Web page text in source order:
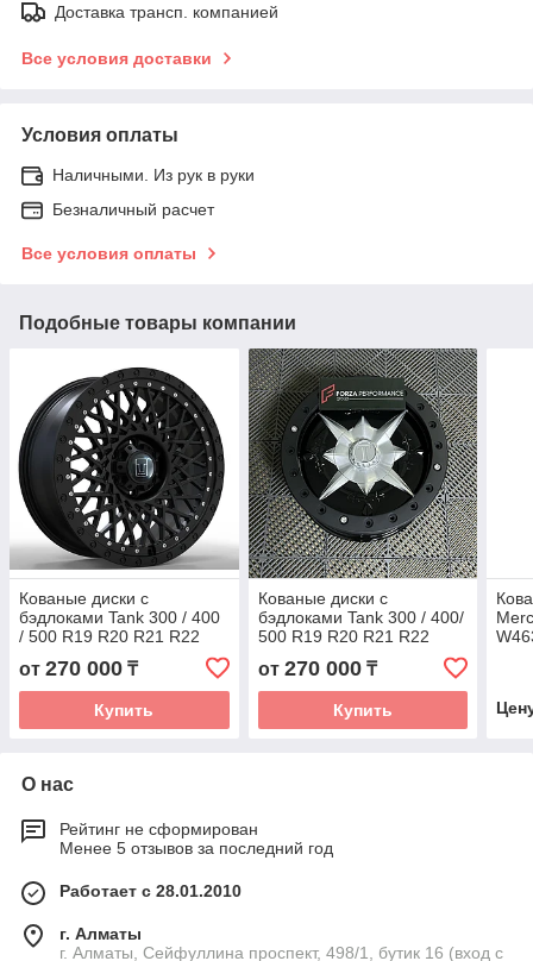
Доставка трансп. компанией
Все условия доставки
Условия оплаты
Наличными. Из рук в руки
Безналичный расчет
Все условия оплаты
Подобные товары компании
Кованые диски с
бэдлоками Tank 300 / 400
/ 500 R19 R20 R21 R22
диски колеса ковка диск
от 270 000 ₸
Купить
Кованые диски с
бэдлоками Tank 300 / 400/
500 R19 R20 R21 R22
диски колеса ковка диск
от 270 000₸
Купить
О нас
Рейтинг не сформирован
Менее 5 отзывов за последний год
Работает с 28.01.2010
г. Алматы
г. Алматы, Сейфуллина проспект, 498/1, бутик 16 (вход с